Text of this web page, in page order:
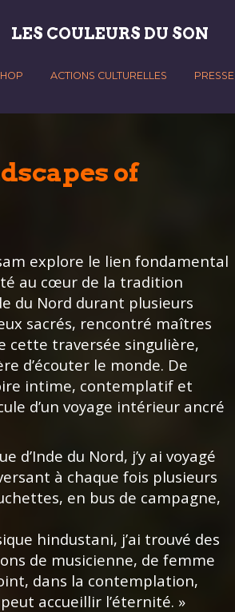
LES COULEURS DU SON
ACTIONS CULTURELLES PRESSE
of
explore le lien fondamental
au cœur de la tradition
du Nord durant plusieurs
sacrés, rencontré maîtres
cette traversée singulière,
d’écouter le monde. De
intime, contemplatif et
d’un voyage intérieur ancré
d’Inde du Nord, j’y ai voyagé
à chaque fois plusieurs
en bus de campagne,
hindustani, j’ai trouvé des
de musicienne, de femme
dans la contemplation,
accueillir l’éternité. »